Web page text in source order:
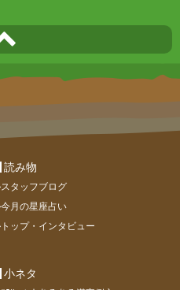
読み物
スタッフブログ
今月の星座占い
トップ・インタビュー
小ネタ